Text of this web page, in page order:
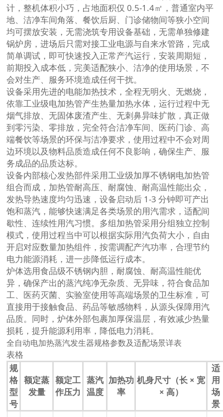
计，整机体积小巧，占地面积仅 0.5-1.4㎡，普通室内平
地、洁净车间角落、餐饮后厨、门诊储物间等狭小空间
均可摆放安装，无需浇筑专用设备基础，无需单独修建
锅炉房，进场后只需对接工业电源与自来水管路，完成
简单调试，即可快速投入正常产汽运行，安装周期短，
前期投入成本低，完美适配狭小、洁净的使用场景，不
会对生产、服务环境造成任何干扰。
设备采用先进的电能加热技术，全程无明火、无燃烧，
依靠工业级电加热管产生热量加热水体，运行过程中无
烟气排放、无固体废渣产生、无刺鼻异味扩散，真正做
到零污染、零排放，完全符合洁净车间、医药门诊、高
端餐饮等场景的环保与洁净要求，使用过程中不会对周
边环境以及物料品质造成任何不良影响，确保生产、服
务成品的品质达标。
设备内部核心发热部件采用工业级加厚不锈钢电加热管
组合而成，加热管耐高压、耐腐蚀、耐高温性能出众，
发热导热速度均匀迅速，设备启动后 1-3 分钟即可产出
饱和蒸汽，能够快速满足各类场景的用汽需求，适配间
歇性、连续性用汽习惯。多组加热管采用分组独立控制
模式，使用过程当中可以根据实际用汽负荷大小，自由
开启对应数量加热组件，按需调配产汽功率，合理节约
电力能源消耗，进一步降低运行成本。
炉体选用食品级不锈钢内胆，耐腐蚀、耐高温性能优
异，确保产出的蒸汽纯净无杂质、无异味，符合食品加
工、医药灭菌、实验室使用等高端场景的卫生标准，可
直接用于接触食品、药品等敏感物料，从源头保障用汽
品质。同时，炉体外部包裹加厚保温层，有效减少热量
损耗，提升能源利用率，降低电力消耗。
全自动电加热蒸汽发生器规格参数及适配场景详表
表格
规
格
型
号
额定蒸
发量
额定工
作压力
蒸汽
温度
加热功
率
机身尺寸（长 × 宽
× 高）
适
用
场
景